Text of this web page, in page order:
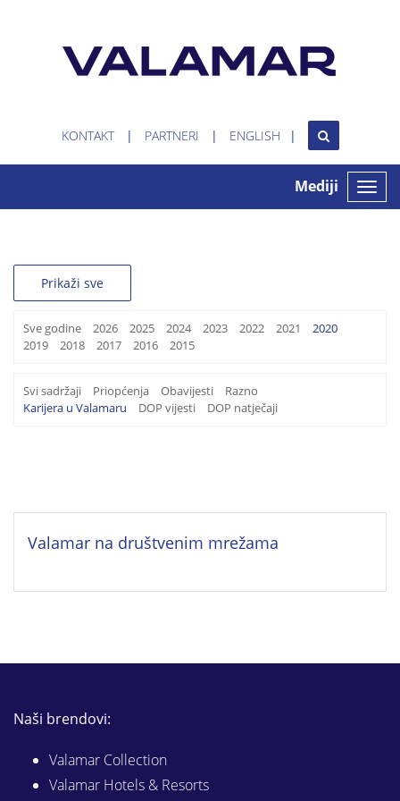
KONTAKT PARTNERI ENGLISH
Toggle
Mediji
Prikaži sve
Sve godine 2026 2025 2024 2023 2022 2021
2020
2019
2018 2017 2016 2015
Svi sadržaji Priopćenja Obavijesti
Razno
Karijera u Valamaru
DOP vijesti DOP natječaji
Valamar na društvenim mrežama
Naši brendovi:
Valamar Collection
Valamar Hotels & Resorts